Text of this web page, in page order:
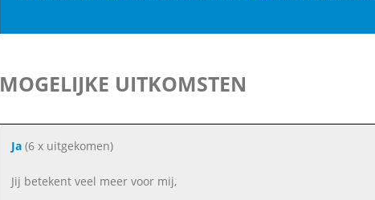
MOGELIJKE UITKOMSTEN
Ja(6 x uitgekomen)
Jij betekent veel meer voor mij,